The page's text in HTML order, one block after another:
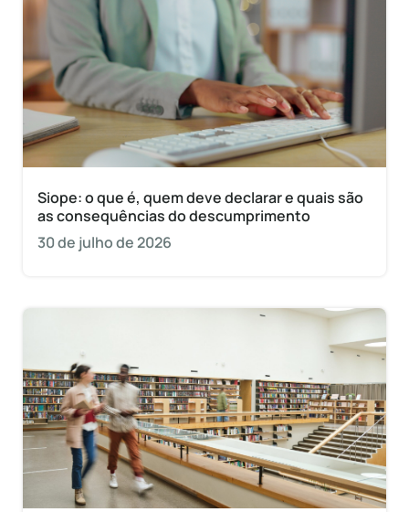
Siope: o que é, quem deve declarar e quais são
as consequências do descumprimento
30 de julho de 2026